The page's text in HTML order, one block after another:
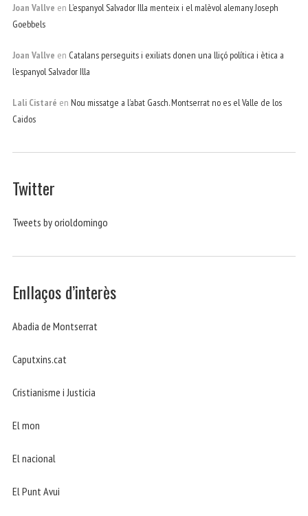
Joan Vallve en L’espanyol Salvador Illa menteix i el malèvol alemany Joseph
Goebbels
Joan Vallve en Catalans perseguits i exiliats donen una lliçó política i ètica a
l’espanyol Salvador Illa
Lali Cistaré en Nou missatge a l’abat Gasch. Montserrat no es el Valle de los
Caidos
Twitter
Tweets by orioldomingo
Enllaços d’interès
Abadia de Montserrat
Caputxins.cat
Cristianisme i Justicia
El mon
El nacional
El Punt Avui